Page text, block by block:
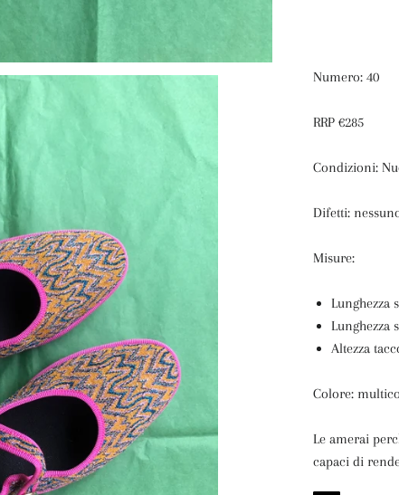
Numero: 40
RRP €285
Condizioni:
Difetti:
Misure:
Lunghezza
Lunghezza
Altezza
Colore:
Le amerai
capaci di